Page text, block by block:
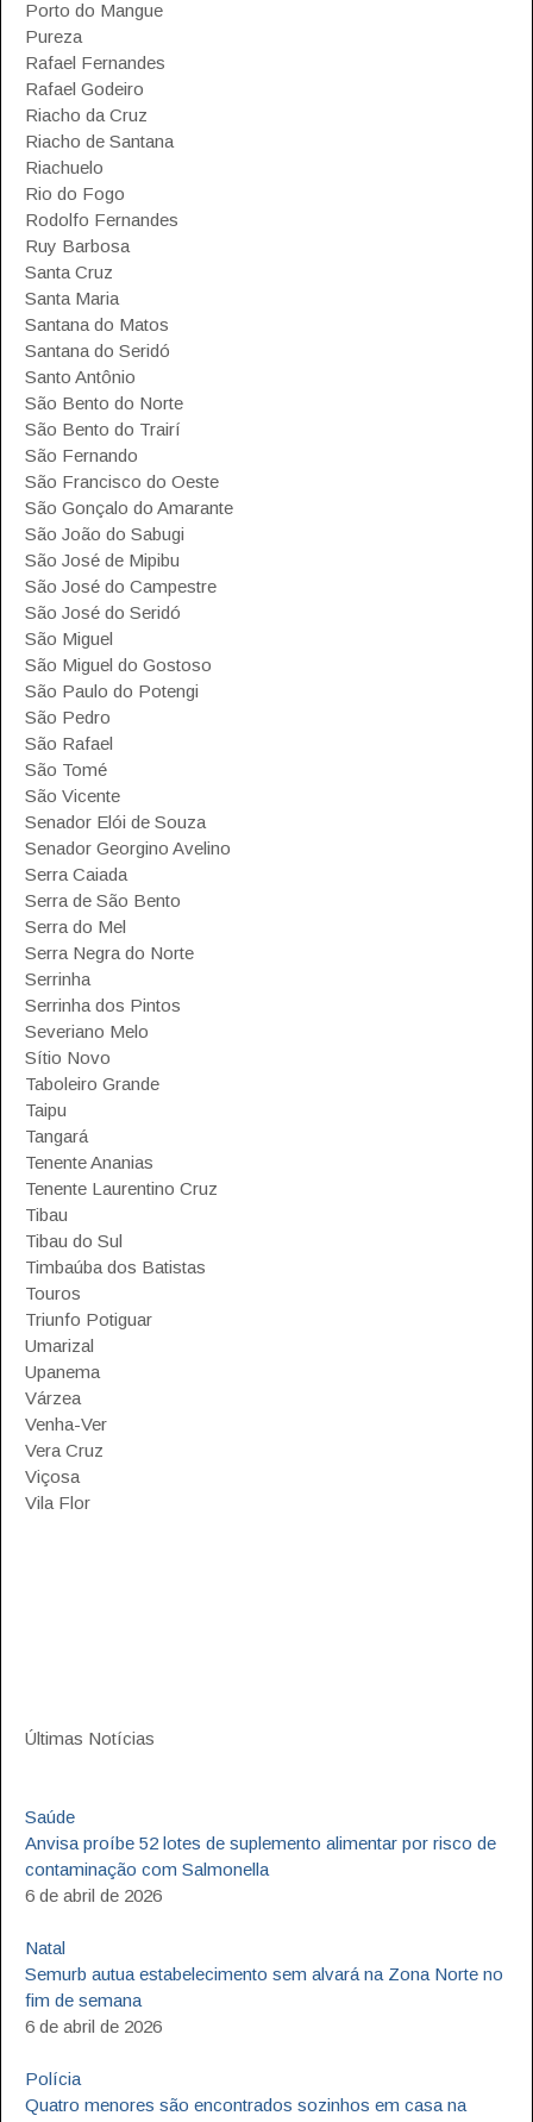
Porto do Mangue
Pureza
Rafael Fernandes
Rafael Godeiro
Riacho da Cruz
Riacho de Santana
Riachuelo
Rio do Fogo
Rodolfo Fernandes
Ruy Barbosa
Santa Cruz
Santa Maria
Santana do Matos
Santana do Seridó
Santo Antônio
São Bento do Norte
São Bento do Trairí
São Fernando
São Francisco do Oeste
São Gonçalo do Amarante
São João do Sabugi
São José de Mipibu
São José do Campestre
São José do Seridó
São Miguel
São Miguel do Gostoso
São Paulo do Potengi
São Pedro
São Rafael
São Tomé
São Vicente
Senador Elói de Souza
Senador Georgino Avelino
Serra Caiada
Serra de São Bento
Serra do Mel
Serra Negra do Norte
Serrinha
Serrinha dos Pintos
Severiano Melo
Sítio Novo
Taboleiro Grande
Taipu
Tangará
Tenente Ananias
Tenente Laurentino Cruz
Tibau
Tibau do Sul
Timbaúba dos Batistas
Touros
Triunfo Potiguar
Umarizal
Upanema
Várzea
Venha-Ver
Vera Cruz
Viçosa
Vila Flor
Últimas Notícias
Saúde
Anvisa proíbe 52 lotes de suplemento alimentar por risco de
contaminação com Salmonella
6 de abril de 2026
Natal
Semurb autua estabelecimento sem alvará na Zona Norte no
fim de semana
6 de abril de 2026
Polícia
Quatro menores são encontrados sozinhos em casa na